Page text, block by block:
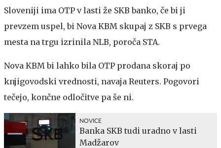
Sloveniji ima OTP v lasti že SKB banko, če bi ji
prevzem uspel, bi Nova KBM skupaj z SKB s prvega
mesta na trgu izrinila NLB, poroča STA.
Nova KBM bi lahko bila OTP prodana skoraj po
knjigovodski vrednosti, navaja Reuters. Pogovori
tečejo, končne odločitve pa še ni.
NOVICE
Banka SKB tudi uradno v lasti
Madžarov